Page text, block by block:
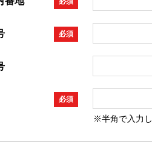
必須
必須
※半角で入力し